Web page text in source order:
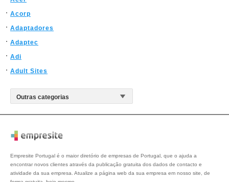
Acorp
Adaptadores
Adaptec
Adi
Adult Sites
Empresite Portugal é o maior diretório de empresas de Portugal, que o ajuda a
encontrar novos clientes através da publicação gratuita dos dados de contacto e
atividade da sua empresa. Atualize a página web da sua empresa em nosso site, de